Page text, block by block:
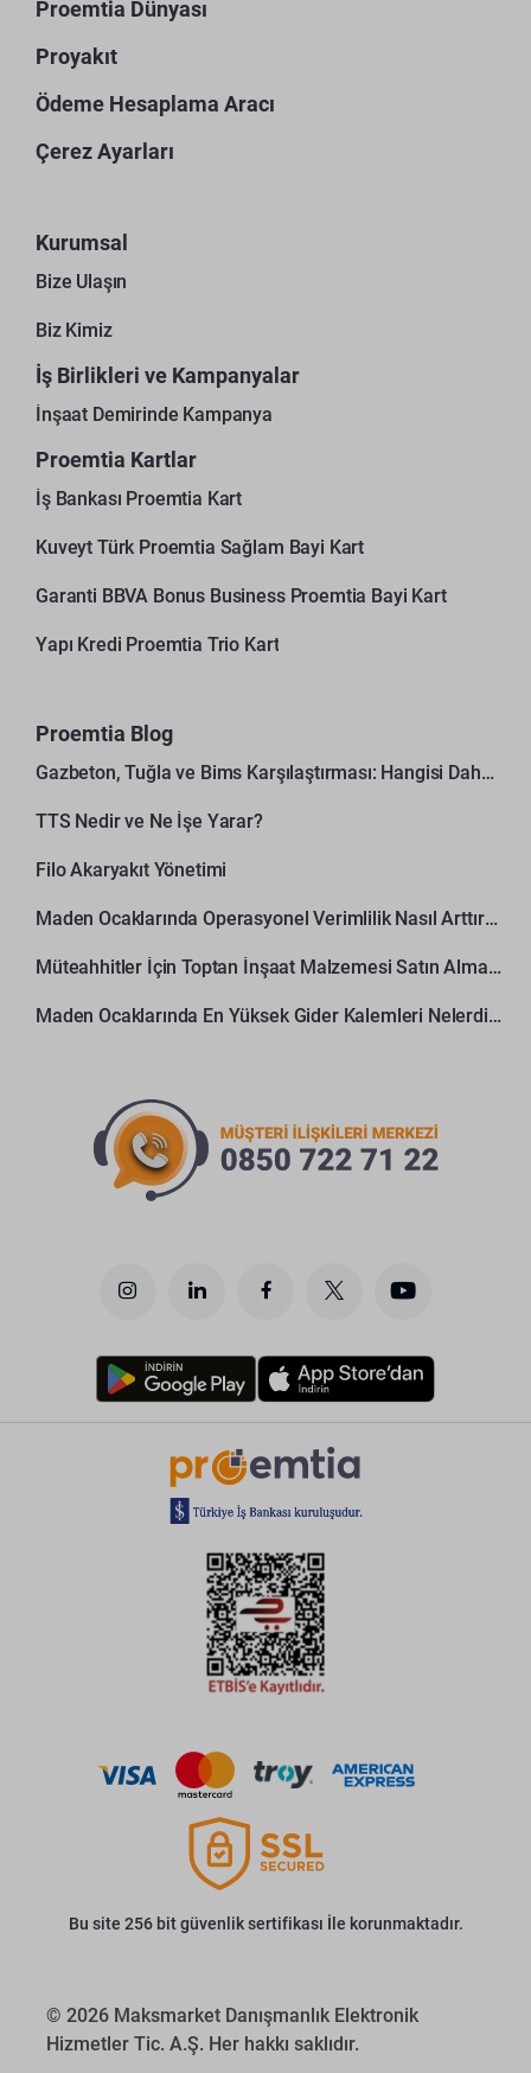
Proemtia Dünyası
Proyakıt
Ödeme Hesaplama Aracı
Çerez Ayarları
Kurumsal
Bize Ulaşın
Biz Kimiz
İş Birlikleri ve Kampanyalar
İnşaat Demirinde Kampanya
Proemtia Kartlar
İş Bankası Proemtia Kart
Kuveyt Türk Proemtia Sağlam Bayi Kart
Garanti BBVA Bonus Business Proemtia Bayi Kart
Yapı Kredi Proemtia Trio Kart
Proemtia Blog
Gazbeton, Tuğla ve Bims Karşılaştırması: Hangisi Daha Avantajlı?
TTS Nedir ve Ne İşe Yarar?
Filo Akaryakıt Yönetimi
Maden Ocaklarında Operasyonel Verimlilik Nasıl Arttırılır?
Müteahhitler İçin Toptan İnşaat Malzemesi Satın Alma Rehberi
Maden Ocaklarında En Yüksek Gider Kalemleri Nelerdir?
Bu site 256 bit güvenlik sertifikası İle korunmaktadır.
© 2026 Maksmarket Danışmanlık Elektronik
Hizmetler Tic. A.Ş. Her hakkı saklıdır.